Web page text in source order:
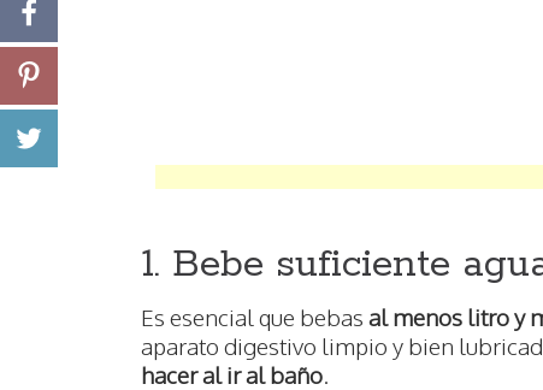
1. Bebe suficiente
Es esencial que bebas al menos litro y
aparato digestivo limpio y bien
hacer al ir al baño.